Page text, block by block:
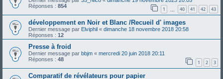
Réponses : 854 1 40 41 42 43
développement en Noir et Blanc /Recueil d' images
Dernier message par Elviphil « dimanche 18 novembre 2018 20:58
Réponses : 12
Presse à froid
Dernier message par bbjm « mercredi 20 juin 2018 20:11
Réponses : 48 1 2 3
Comparatif de révélateurs pour papier